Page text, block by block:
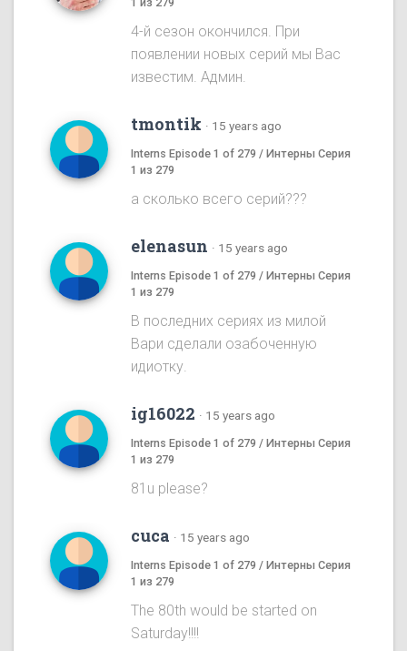
4-й сезон окончился. При
появлении новых серий мы Вас
известим. Админ.
tmontik · 15 years ago
Interns Episode 1 of 279 / Интерны Серия
1 из 279
а сколько всего серий???
elenasun · 15 years ago
Interns Episode 1 of 279 / Интерны Серия
1 из 279
В последних сериях из милой
Вари сделали озабоченную
идиотку.
ig16022 · 15 years ago
Interns Episode 1 of 279 / Интерны Серия
1 из 279
81u please?
cuca · 15 years ago
Interns Episode 1 of 279 / Интерны Серия
1 из 279
The 80th would be started on
Saturday!!!!